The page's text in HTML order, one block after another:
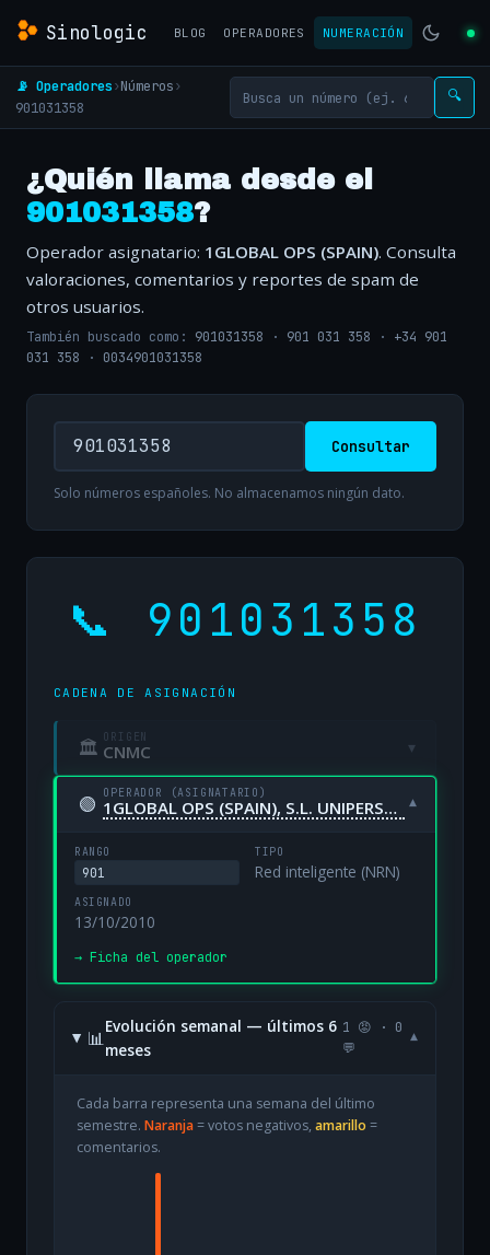
Sinologic BLOG OPERADORES NUMERACIÓN
📡 Operadores›Números›
901031358
🔍
¿Quién llama desde el
901031358?
Operador asignatario: 1GLOBAL OPS (SPAIN). Consulta
valoraciones, comentarios y reportes de spam de
otros usuarios.
También buscado como: 901031358 · 901 031 358 · +34 901
031 358 · 0034901031358
Consultar
Solo números españoles. No almacenamos ningún dato.
📞 901031358
CADENA DE ASIGNACIÓN
🏛 ORIGEN
CNMC ▾
🟢 OPERADOR (ASIGNATARIO)
1GLOBAL OPS (SPAIN), S.L. UNIPERSONAL ▾
RANGO
901
TIPO
Red inteligente (NRN)
ASIGNADO
13/10/2010
→ Ficha del operador
📊
Evolución semanal — últimos 6
meses
1 😡 · 0
💬
▾
Cada barra representa una semana del último
semestre. Naranja= votos negativos, amarillo =
comentarios.